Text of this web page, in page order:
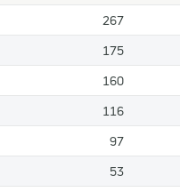
267
175
160
116
97
53